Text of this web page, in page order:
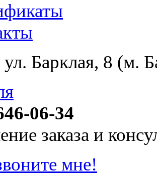
Барклая, 8 (м.
06-34
заказа и
мне!